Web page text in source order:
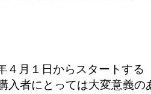
４月１日からスタートする
入者にとっては大変意義の